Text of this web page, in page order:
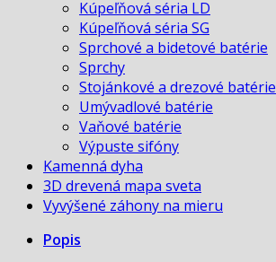
Kúpeľňová séria LD
Kúpeľňová séria SG
Sprchové a bidetové batérie
Sprchy
Stojánkové a drezové batérie
Umývadlové batérie
Vaňové batérie
Výpuste sifóny
Kamenná dyha
3D drevená mapa sveta
Vyvýšené záhony na mieru
Popis